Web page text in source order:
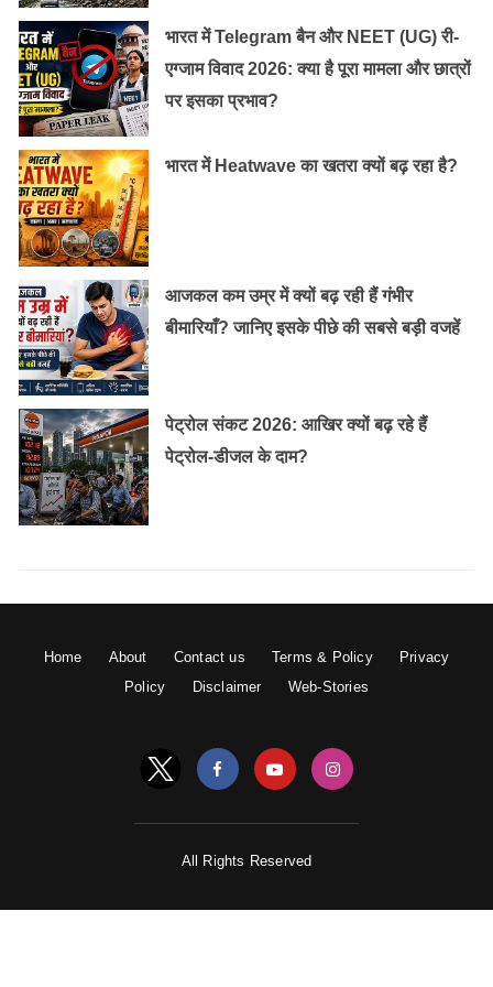
भारत में Telegram बैन और NEET (UG) री-
एग्जाम विवाद 2026: क्या है पूरा मामला और छात्रों
पर इसका प्रभाव?
भारत में Heatwave का खतरा क्यों बढ़ रहा है?
आजकल कम उम्र में क्यों बढ़ रही हैं गंभीर
बीमारियाँ? जानिए इसके पीछे की सबसे बड़ी वजहें
पेट्रोल संकट 2026: आखिर क्यों बढ़ रहे हैं
पेट्रोल-डीजल के दाम?
Home About Contact us Terms & Policy
Privacy
Policy
Disclaimer Web-Stories
All Rights Reserved